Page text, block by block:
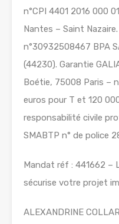
n°CPI 4401 2016 000
Nantes – Saint
n°30932508467 BPA
(44230). Garantie
Boétie, 75008 Paris –
euros pour T et 120
responsabilité civile
SMABTP n° de police
Mandat réf : 441662 –
sécurise votre projet
ALEXANDRINE